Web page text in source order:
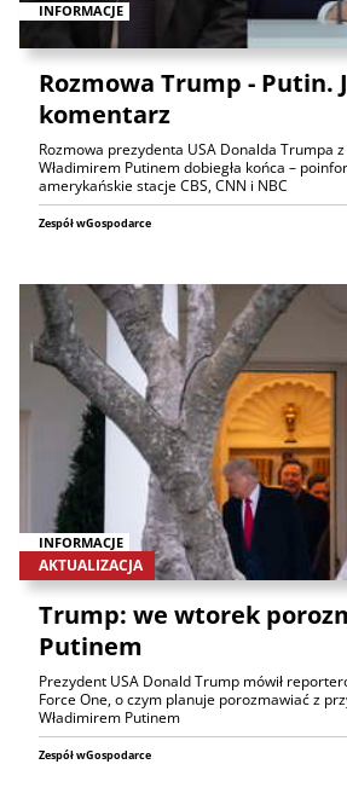
INFORMACJE
Rozmowa Trump - Putin.
komentarz
Rozmowa prezydenta USA Donalda Trumpa
Władimirem Putinem dobiegła końca –
amerykańskie stacje CBS, CNN i NBC
Zespół wGospodarce
INFORMACJE
AKTUALIZACJA
Trump: we wtorek
Putinem
Prezydent USA Donald Trump mówił
Force One, o czym planuje porozmawiać z
Władimirem Putinem
Zespół wGospodarce